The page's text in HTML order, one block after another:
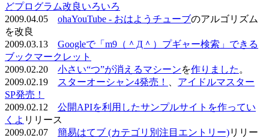
どプログラム改良いろいろ
2009.04.05 ohaYouTube - おはようチューブのアルゴリズム
を改良
2009.03.13 Googleで「m9（＾Д＾）プギャー検索」できる
ブックマークレット
2009.02.20 小さい“つ”が消えるマシーンを作りました 。
2009.02.19
スターオーシャン4発売！
アイドルマスター
SP発売！
2009.02.12 公開APIを利用したサンプルサイトを作ってい
くよ リリース
2009.02.07 簡易はてブ (カテゴリ別注目エントリー)リリー